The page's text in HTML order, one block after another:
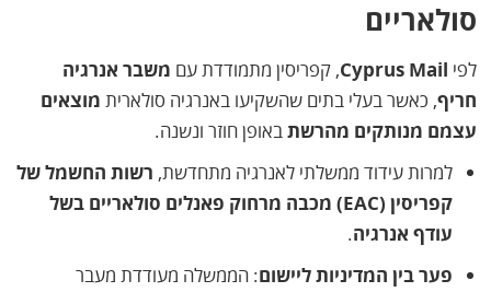
סולאריים
לפי Cyprus Mail, קפריסין מתמודדת עם משבר אנרגיה
חריף, כאשר בעלי בתים שהשקיעו באנרגיה סולארית מוצאים
עצמם מנותקים מהרשתבאופן חוזר ונשנה.
למרות עידוד ממשלתי לאנרגיה מתחדשת, רשות החשמל של
קפריסין (EAC) מכבה מרחוק פאנלים סולאריים בשל
עודף אנרגיה.
פער בין המדיניות ליישום: הממשלה מעודדת מעבר